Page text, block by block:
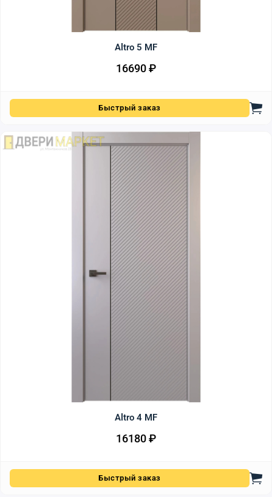
Altro 5 MF
16690₽
Быстрый заказ
Altro 4 MF
16180₽
Быстрый заказ